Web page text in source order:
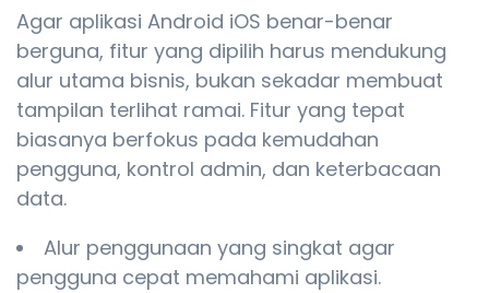
Agar aplikasi Android iOS benar-benar
berguna, fitur yang dipilih harus mendukung
alur utama bisnis, bukan sekadar membuat
tampilan terlihat ramai. Fitur yang tepat
biasanya berfokus pada kemudahan
pengguna, kontrol admin, dan keterbacaan
data.
Alur penggunaan yang singkat agar
pengguna cepat memahami aplikasi.